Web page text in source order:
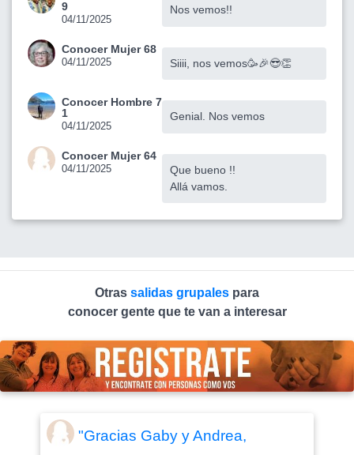
9
04/11/2025
Nos vemos!!
Conocer Mujer 68
04/11/2025 Siiii, nos vemos🥳🎉😎👏
Conocer Hombre 7
1
04/11/2025
Genial. Nos vemos
Conocer Mujer 64
04/11/2025
Que bueno !!
Allá vamos.
Otras salidas grupales para
conocer gente que te van a interesar
"Gracias Gaby y Andrea,